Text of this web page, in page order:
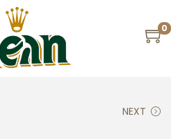
0
NEXT